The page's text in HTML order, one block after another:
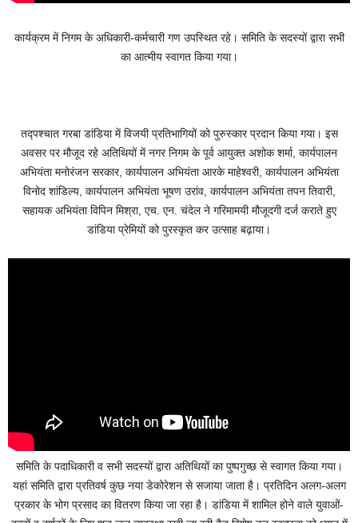
कार्यक्रम में निगम के अधिकारी-कर्मचारी गण उपस्थित रहे। समिति के सदस्यों द्वारा सभी
का आत्मीय स्वागत किया गया।
तद्पश्चात गरबा डांडिया में विजयी प्रतिभागियों को पुरुस्कार प्रदान किया गया। इस
अवसर पर मौजूद रहे अतिथियों में नगर निगम के पूर्व आयुक्त अशोक शर्मा, कार्यपालन
अभियंता मनोरंजन सरकार, कार्यपालन अभियंता आरके माहेश्वरी, कार्यपालन अभियंता
विनोद शांडिल्य, कार्यपालन अभियंता भूषण उरांव, कार्यपालन अभियंता तपन तिवारी,
सहायक अभियंता विपिन मिश्रा, एच. एन. चंदेल ने गरिमामयी मौजूदगी दर्ज कराते हुए
डांडिया प्रेमियों को पुरस्कृत कर उत्साह बढ़ाया।
समिति के पदाधिकारी व सभी सदस्यों द्वारा अतिथियों का पुष्पगुच्छ से स्वागत किया गया।
यहां समिति द्वारा प्रतिवर्ष कुछ नया डेकोरेशन से सजाया जाता है। प्रतिदिन अलग-अलग
प्रकार के भोग प्रसाद का वितरण किया जा रहा है। डांडिया में शामिल होने वाले युवाओं-